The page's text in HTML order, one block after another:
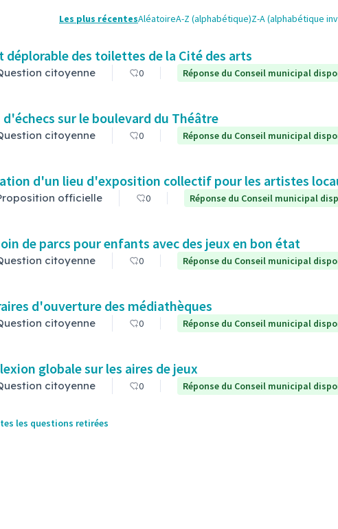
Les plus récentesAléatoireA-Z (alphabétique)Z-A (alphabétique
déplorable des toilettes de la Cité des arts
citoyenne 0 Réponse du Conseil municipal
d'échecs sur le boulevard du Théâtre
citoyenne 0 Réponse du Conseil municipal
d'un lieu d'exposition collectif pour les artistes
officielle 0 Réponse du Conseil municipal
de parcs pour enfants avec des jeux en bon état
citoyenne 0 Réponse du Conseil municipal
d'ouverture des médiathèques
citoyenne 0 Réponse du Conseil municipal
globale sur les aires de jeux
citoyenne 0 Réponse du Conseil municipal
les questions retirées